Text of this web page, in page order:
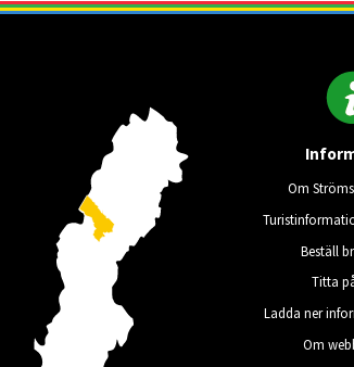
Om
Beställ
Titta
Ladda ner
Om